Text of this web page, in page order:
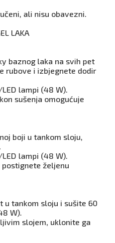
ali nisu obavezni.
LAKA
baznog laka na svih pet
rubove i izbjegnete dodir
lampi (48 W).
sušenja omogućuje
boji u tankom sloju,
lampi (48 W).
postignete željenu
u tankom sloju i sušite 60
W).
slojem, uklonite ga